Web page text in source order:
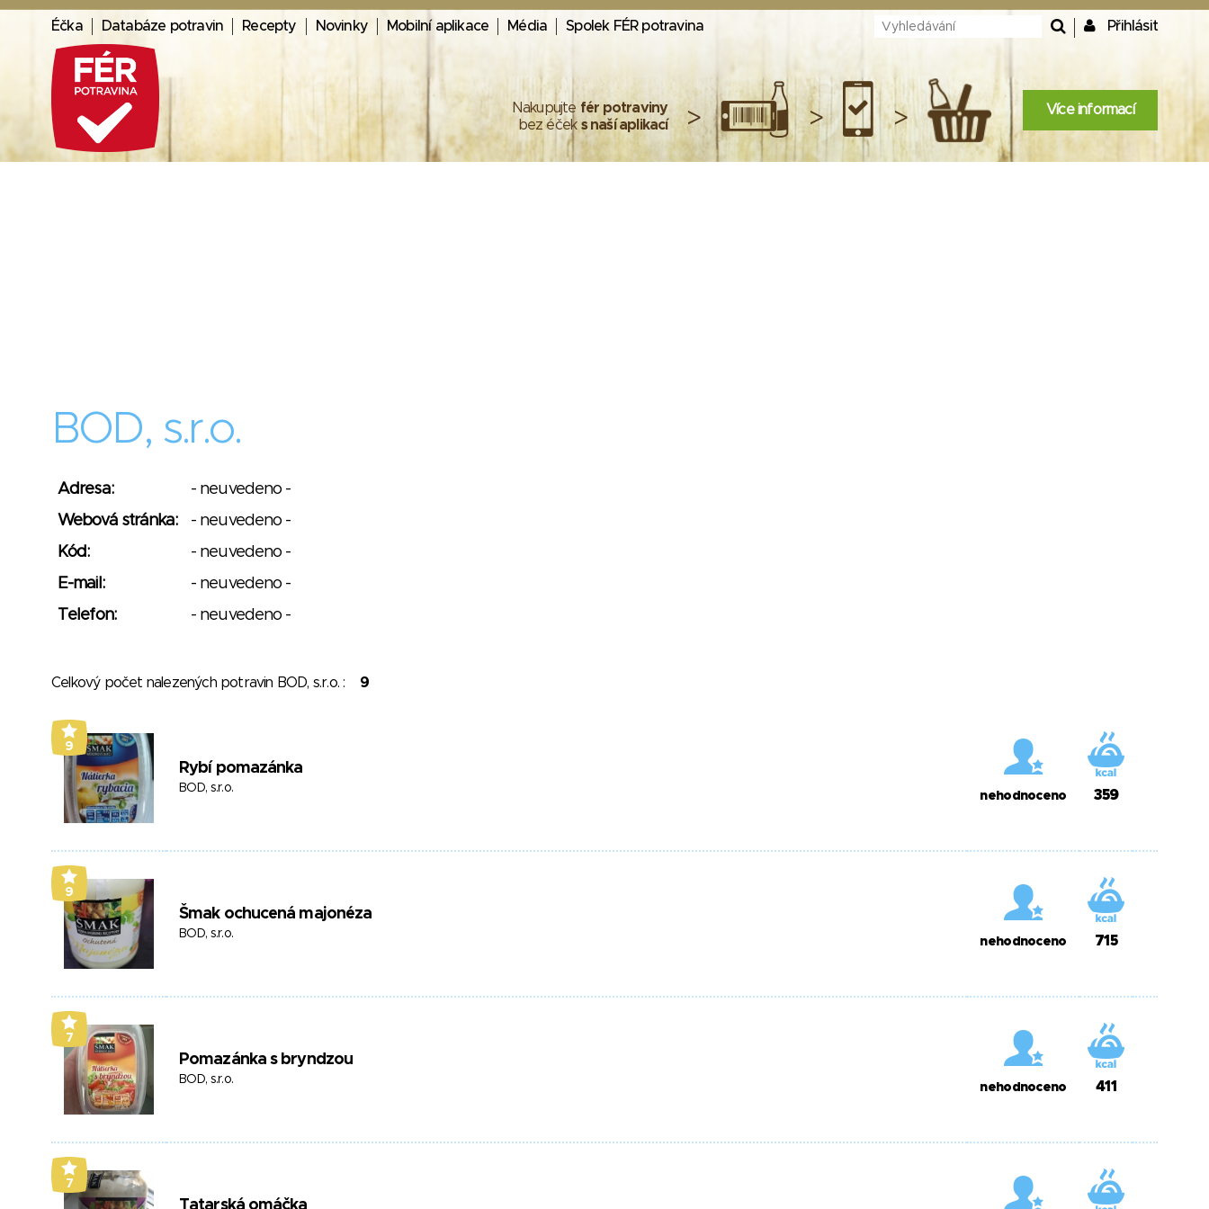
Éčka Databáze potravin Recepty Novinky Mobilní aplikace Média Spolek FÉR potravina Přihlásit
Nakupujte fér potraviny
bez éček s naší aplikací > > > Více informací
BOD, s.r.o.
Adresa:
- neuvedeno -
Webová stránka:
- neuvedeno -
Kód:
- neuvedeno -
E-mail:
- neuvedeno -
Telefon:
- neuvedeno -
Celkový počet nalezených potravin BOD, s.r.o. : 9
9
Rybí pomazánka
BOD, s.r.o.
nehodnoceno 359
9
Šmak ochucená majonéza
BOD, s.r.o.
nehodnoceno 715
7
Pomazánka s bryndzou
BOD, s.r.o.
nehodnoceno 411
7
Tatarská omáčka